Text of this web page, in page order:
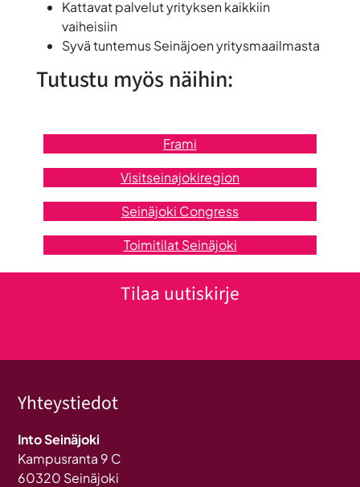
Kattavat palvelut yrityksen kaikkiin
vaiheisiin
Syvä tuntemus Seinäjoen yritysmaailmasta
Tutustu myös näihin:
Frami
Visitseinajokiregion
Seinäjoki Congress
Toimitilat Seinäjoki
Tilaa uutiskirje
Yhteystiedot
Into Seinäjoki
Kampusranta 9 C
60320 Seinäjoki